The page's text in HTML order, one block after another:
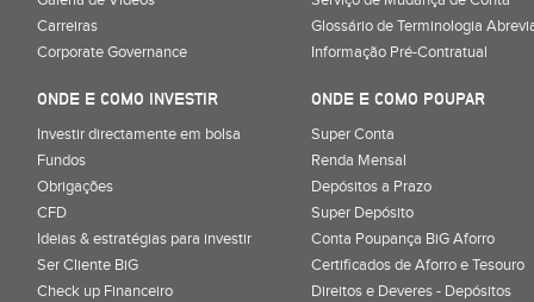
Carreiras
Corporate Governance
Glossário de Terminologia
Informação Pré-Contratual
ONDE E COMO INVESTIR
Investir directamente em bolsa
Fundos
Obrigações
CFD
Ideias & estratégias para investir
Ser Cliente BiG
Check up Financeiro
ONDE E COMO POUPAR
Super Conta
Renda Mensal
Depósitos a Prazo
Super Depósito
Conta Poupança BiG Aforro
Certificados de Aforro e Tesouro
Direitos e Deveres - Depósitos